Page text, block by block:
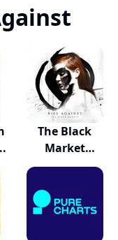
The Black
Market
(Expanded Ed...